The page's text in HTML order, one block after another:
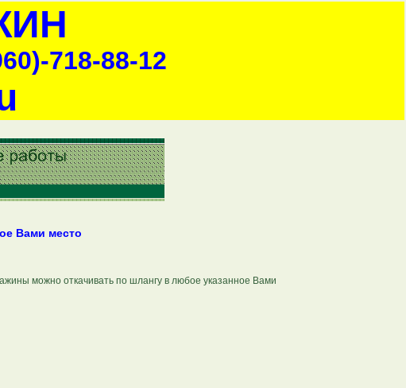
718-88-12
Вами место
можно откачивать по шлангу в любое указанное Вами